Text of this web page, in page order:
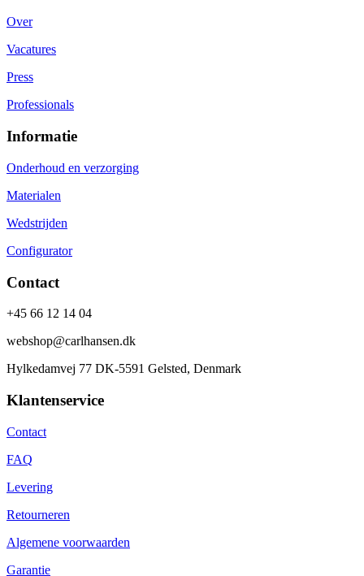
Over
Vacatures
Press
Professionals
Informatie
Onderhoud en verzorging
Materialen
Wedstrijden
Configurator
Contact
+45 66 12 14 04
webshop@carlhansen.dk
Hylkedamvej 77 DK-5591 Gelsted, Denmark
Klantenservice
Contact
FAQ
Levering
Retourneren
Algemene voorwaarden
Garantie